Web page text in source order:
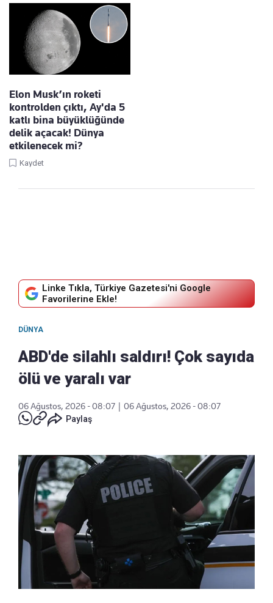
Elon Musk’ın roketi
kontrolden çıktı, Ay'da 5
katlı bina büyüklüğünde
delik açacak! Dünya
etkilenecek mi?
Kaydet
Linke Tıkla, Türkiye Gazetesi'ni Google
Favorilerine Ekle!
DÜNYA
ABD'de silahlı saldırı! Çok sayıda
ölü ve yaralı var
06 Ağustos, 2026 - 08:07
06 Ağustos, 2026 - 08:07
Paylaş